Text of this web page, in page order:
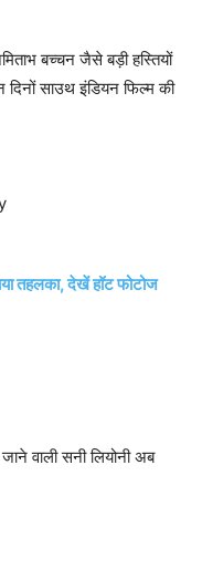
बच्चन जैसे बड़ी हस्तियों
दिनों साउथ इंडियन फिल्म की
तहलका, देखें हॉट फोटोज
वाली सनी लियोनी अब